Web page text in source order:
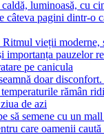
vieții moderne,
importanța pauzelor
doar
rămân
să semene cu un
care oamenii